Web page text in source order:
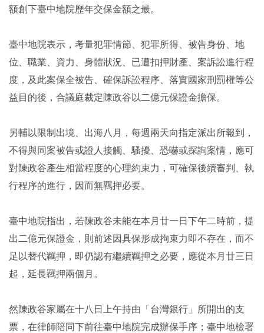
額創下臺中地院歷年交保金額之最。
臺中地院表示，考量犯罪情節、犯罪所得、被告身份、地
位、職業、資力、身體狀況、已遭扣押財產、案訴訟進行程
度，及此案保全被告、確保訴訟程序、落實國家刑罰權等公
益目的後，合議庭裁定陳政谷以二億元保證金擔保。
另輔以限制出境、出海八月，每週兩天向指定派出所報到，
不得與同案被告或證人接觸、騷擾、恐嚇或探詢案情，應可
對陳政谷產生相當程度的心理約束力，可確保後續審判、執
行程序的進行，因而無羈押必要。
臺中地院指出，若陳政谷未能在本月廿一日下午二時前，提
出二億元保證金，則前述因具保形成拘束力即不存在，而不
足以替代羈押，即仍認有繼續羈押之必要，應從本月廿三日
起，延長羈押兩個月。
然陳政谷家屬在十八日上午持由「台灣銀行」所開出的支
票，在律師陪同下前往臺中地院完成辦保手序；臺中地檢署